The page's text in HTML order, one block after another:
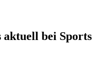
bei Sports